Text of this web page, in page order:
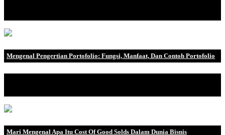
Mengenal Pengertian Portofolio: Fungsi, Manfaat, Dan Contoh Portofolio
Mari Mengenal Apa Itu Cost Of Good Solds Dalam Dunia Bisnis